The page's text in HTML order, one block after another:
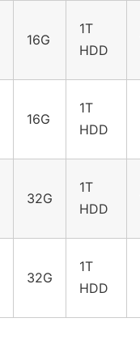
16G
1T
HDD
16G
1T
HDD
32G
1T
HDD
32G
1T
HDD